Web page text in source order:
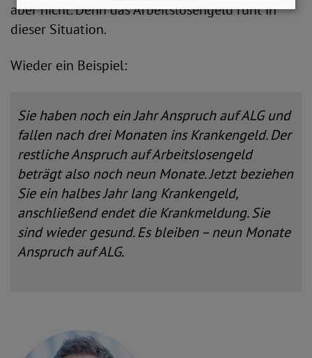
aber nicht. Denn das Arbeitslosengeld ruht in
dieser Situation.
Wieder ein Beispiel:
Sie haben noch ein Jahr Anspruch auf ALG und
fallen nach drei Monaten ins Krankengeld. Der
restliche Anspruch auf Arbeitslosengeld
beträgt also noch neun Monate. Jetzt beziehen
Sie ein halbes Jahr lang Krankengeld,
anschließend endet die Krankmeldung. Sie
sind wieder gesund. Es bleiben – neun Monate
Anspruch auf ALG.